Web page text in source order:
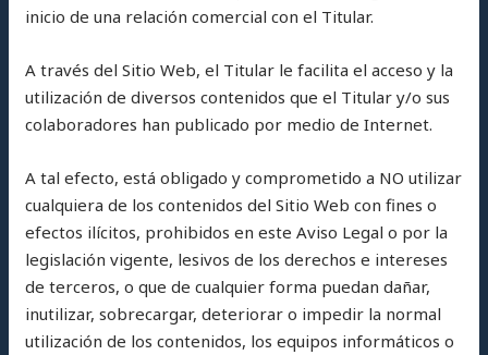
inicio de una relación comercial con el Titular.
A través del Sitio Web, el Titular le facilita el acceso y la
utilización de diversos contenidos que el Titular y/o sus
colaboradores han publicado por medio de Internet.
A tal efecto, está obligado y comprometido a NO utilizar
cualquiera de los contenidos del Sitio Web con fines o
efectos ilícitos, prohibidos en este Aviso Legal o por la
legislación vigente, lesivos de los derechos e intereses
de terceros, o que de cualquier forma puedan dañar,
inutilizar, sobrecargar, deteriorar o impedir la normal
utilización de los contenidos, los equipos informáticos o